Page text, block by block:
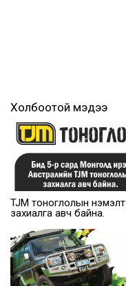
Холбоотой мэдээ
TJM тоноглолын нэмэлт
захиалга авч байна.